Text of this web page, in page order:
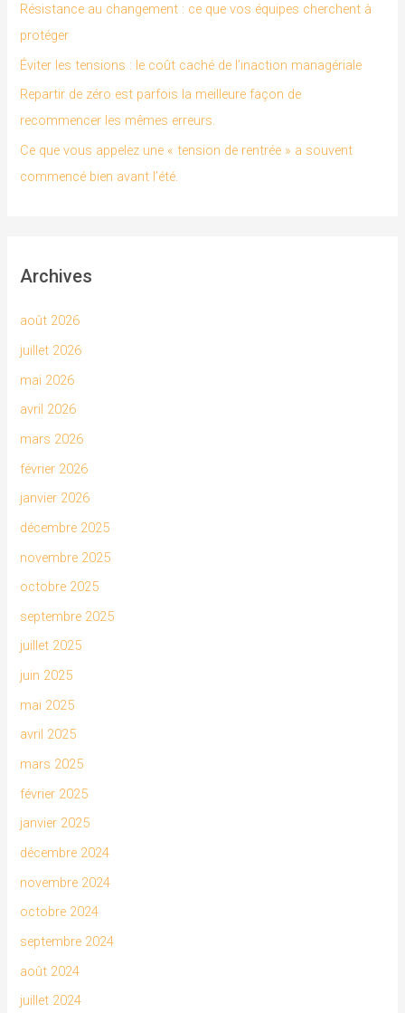
e
r
:
Résistance au changement : ce que vos équipes cherchent à
protéger
Éviter les tensions : le coût caché de l’inaction managériale
Repartir de zéro est parfois la meilleure façon de
recommencer les mêmes erreurs.
Ce que vous appelez une « tension de rentrée » a souvent
commencé bien avant l’été.
Archives
août 2026
juillet 2026
mai 2026
avril 2026
mars 2026
février 2026
janvier 2026
décembre 2025
novembre 2025
octobre 2025
septembre 2025
juillet 2025
juin 2025
mai 2025
avril 2025
mars 2025
février 2025
janvier 2025
décembre 2024
novembre 2024
octobre 2024
septembre 2024
août 2024
juillet 2024